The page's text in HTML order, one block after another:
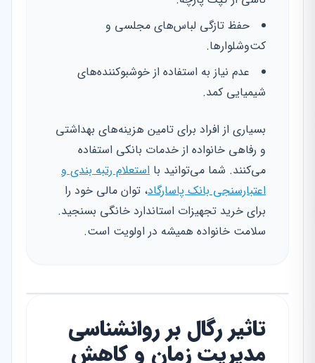
حفظ تازگی لباس‌های مجلسی و
کت‌وشلوارها.
عدم نیاز به استفاده از خوشبوکننده‌های
شیمیایی کمد.
بسیاری از افراد برای تامین هزینه‌های بهداشتی
و رفاهی خانواده از خدمات بانکی استفاده
می‌کنند. شما می‌توانید با استعلام رتبه بندی و
اعتبارسنجی بانک پاسارگاد، توان مالی خود را
برای خرید تجهیزات استاندارد خانگی بسنجید.
سلامت خانواده همیشه در اولویت است.
تاثیر رگال بر روانشناسی
مدیریت زمان و کاهش